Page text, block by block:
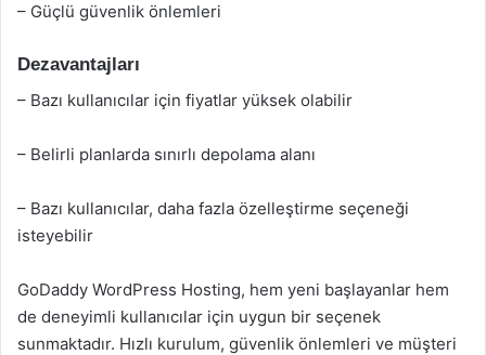
– Güçlü güvenlik önlemleri
Dezavantajları
– Bazı kullanıcılar için fiyatlar yüksek olabilir
– Belirli planlarda sınırlı depolama alanı
– Bazı kullanıcılar, daha fazla özelleştirme seçeneği
isteyebilir
GoDaddy WordPress Hosting, hem yeni başlayanlar hem
de deneyimli kullanıcılar için uygun bir seçenek
sunmaktadır. Hızlı kurulum, güvenlik önlemleri ve müşteri